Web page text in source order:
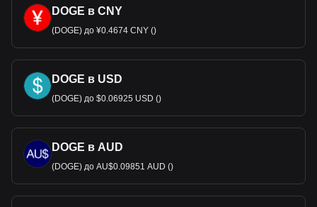
DOGE в CNY
(DOGE) до ¥0.4674 CNY ()
DOGE в USD
(DOGE) до $0.06925 USD ()
DOGE в AUD
(DOGE) до AU$0.09851 AUD ()